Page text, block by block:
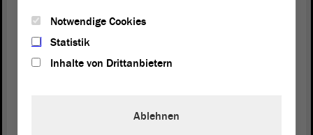
Notwendige Cookies
Statistik
Inhalte von Drittanbietern
Ablehnen